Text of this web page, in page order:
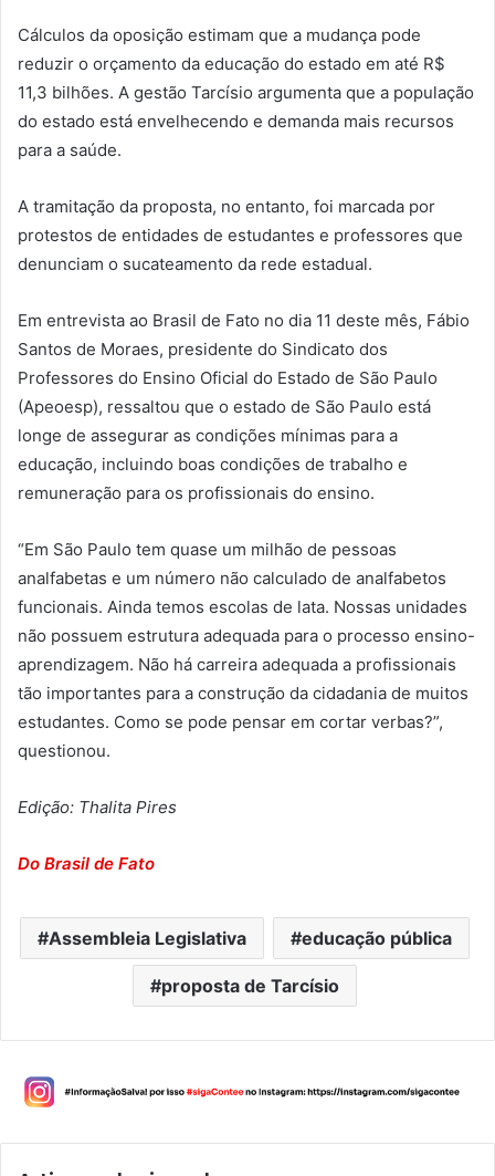
Cálculos da oposição estimam que a mudança pode
reduzir o orçamento da educação do estado em até R$
11,3 bilhões. A gestão Tarcísio argumenta que a população
do estado está envelhecendo e demanda mais recursos
para a saúde.
A tramitação da proposta, no entanto, foi marcada por
protestos de entidades de estudantes e professores que
denunciam o sucateamento da rede estadual.
Em entrevista ao Brasil de Fato no dia 11 deste mês, Fábio
Santos de Moraes, presidente do Sindicato dos
Professores do Ensino Oficial do Estado de São Paulo
(Apeoesp), ressaltou que o estado de São Paulo está
longe de assegurar as condições mínimas para a
educação, incluindo boas condições de trabalho e
remuneração para os profissionais do ensino.
“Em São Paulo tem quase um milhão de pessoas
analfabetas e um número não calculado de analfabetos
funcionais. Ainda temos escolas de lata. Nossas unidades
não possuem estrutura adequada para o processo ensino-
aprendizagem. Não há carreira adequada a profissionais
tão importantes para a construção da cidadania de muitos
estudantes. Como se pode pensar em cortar verbas?”,
questionou.
Edição: Thalita Pires
Do Brasil de Fato
Assembleia Legislativa educação pública
proposta de Tarcísio